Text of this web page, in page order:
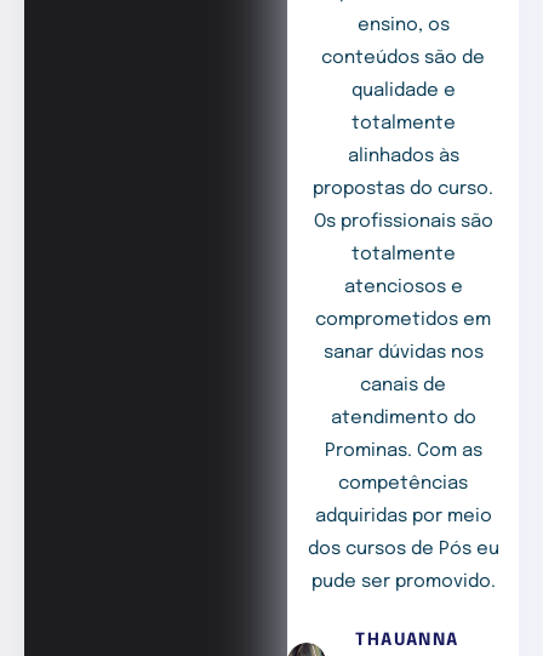
ensino, os
conteúdos são de
qualidade e
totalmente
alinhados às
propostas do curso.
Os profissionais são
totalmente
atenciosos e
comprometidos em
sanar dúvidas nos
canais de
atendimento do
Prominas. Com as
competências
adquiridas por meio
dos cursos de Pós eu
pude ser promovido.
THAUANNA